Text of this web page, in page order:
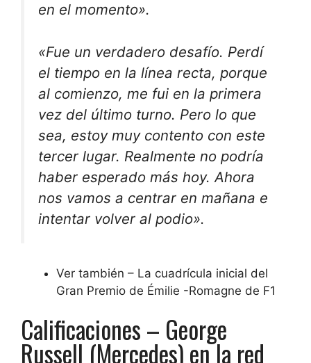
en el momento».
«Fue un verdadero desafío. Perdí
el tiempo en la línea recta, porque
al comienzo, me fui en la primera
vez del último turno. Pero lo que
sea, estoy muy contento con este
tercer lugar. Realmente no podría
haber esperado más hoy. Ahora
nos vamos a centrar en mañana e
intentar volver al podio».
Ver también – La cuadrícula inicial del
Gran Premio de Émilie -Romagne de F1
Calificaciones – George
Russell (Mercedes) en la red